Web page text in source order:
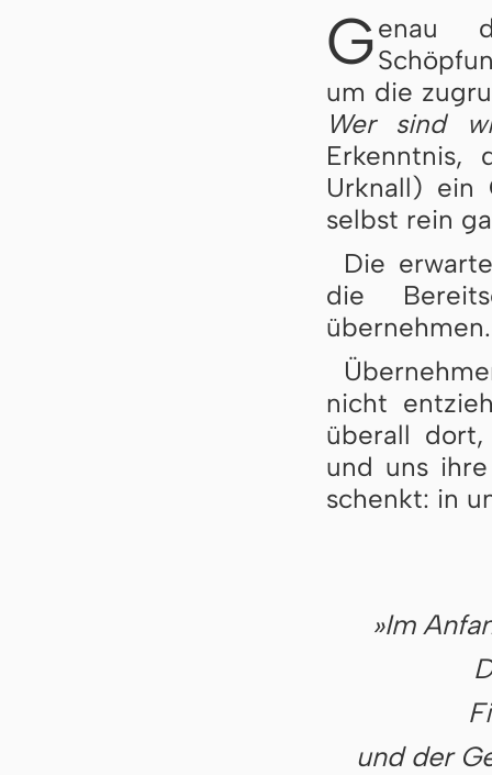
Genau
um die
Wer sind
Urknall) ein
selbst rein
Die
die
übernehmen.
nicht
überall
und uns
schenkt: in
»Im
und der